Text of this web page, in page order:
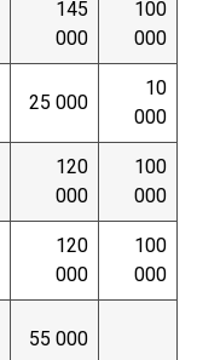
145
000
100
000
25 000
10
000
120
000
100
000
120
000
100
000
55 000